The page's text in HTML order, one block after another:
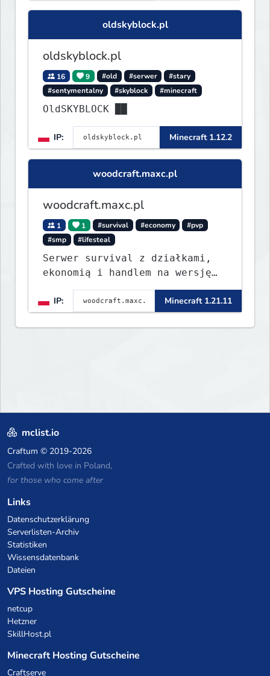
oldskyblock.pl
oldskyblock.pl
16 9 #old #serwer
#stary
#sentymentalny
#skyblock #minecraft
OldSKYBLOCK ██
IP: Minecraft 1.12.2
woodcraft.maxc.pl
woodcraft.maxc.pl
1 1 #survival #economy
#pvp
#smp
#lifesteal
Serwer survival z działkami,
ekonomią i handlem na wersję
1.8 - 26.1.1. Rekru ON
IP:
Minecraft 1.21.11
mclist.io
Craftum © 2019-2026
Crafted with love in Poland,
for those who come after
Links
Datenschutzerklärung
Serverlisten-Archiv
Statistiken
Wissensdatenbank
Dateien
VPS Hosting Gutscheine
netcup
Hetzner
SkillHost.pl
Minecraft Hosting Gutscheine
Craftserve